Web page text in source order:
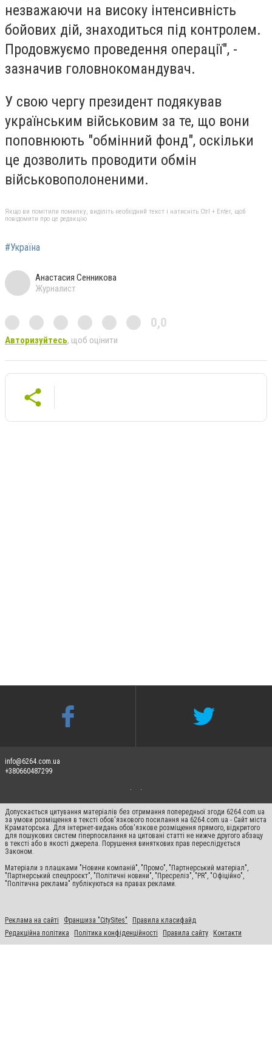
незважаючи на високу інтенсивність
бойових дій, знаходиться під контролем.
Продовжуємо проведення операції", -
зазначив головнокомандувач.
У свою чергу президент подякував
українським військовим за те, що вони
поповнюють "обмінний фонд", оскільки
це дозволить проводити обмін
військовополоненими.
Якщо ви помітили помилку, виділіть необхідний текст і натисніть Ctrl + Enter, щоб
повідомити про це редакцію
#Україна
Анастасия Сенникова
Журналист
0,0
Авторизуйтесь, щоб оцінити
info@6264.com.ua
+380660487299
Допускається цитування матеріалів без отримання попередньої згоди 6264.com.ua
за умови розміщення в тексті обов'язкового посилання на 6264.com.ua - Сайт міста
Краматорська. Для інтернет-видань обов'язкове розміщення прямого, відкритого
для пошукових систем гіперпосилання на цитовані статті не нижче другого абзацу
в тексті або в якості джерела. Порушення виняткових прав переслідується
Законом.
Матеріали з плашками "Новини компаній", "Промо", "Партнерський матеріал",
"Партнерський спецпроєкт", "Політичні новини", "Пресреліз", "PR", "Офіційно",
"Політична реклама" публікуються на правах реклами.
Реклама на сайті Франшиза "CitySites"
Правила класифайд
Редакційна політика
Політика конфіденційності Правила сайту Контакти